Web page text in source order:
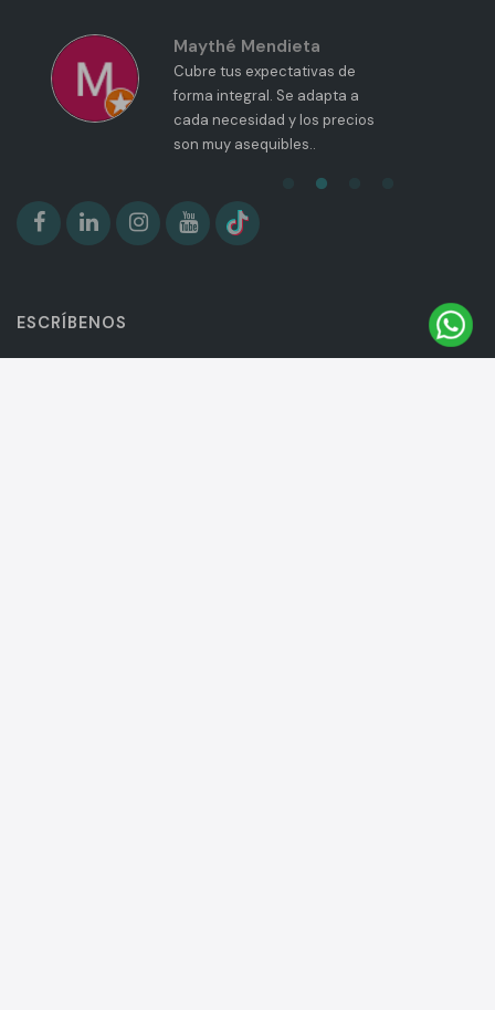
Abrir
Maythé Mendieta
Cubre tus expectativas de
forma integral. Se adapta a
cada necesidad y los precios
son muy asequibles..
ESCRÍBENOS